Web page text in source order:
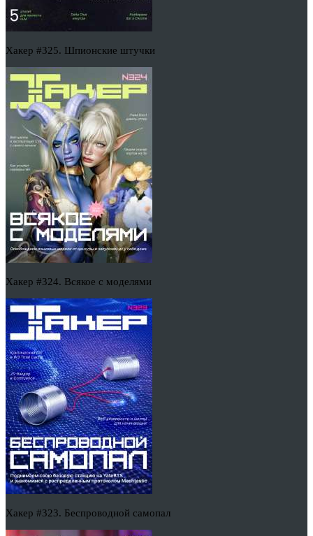
Хакер #325. Шпионские штучки
Хакер #324. Всякое с моделями
Хакер #323. Беспроводной самопал